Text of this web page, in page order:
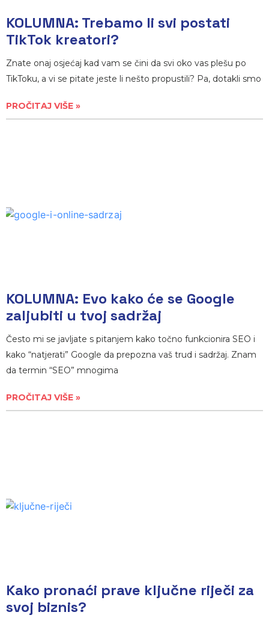
KOLUMNA: Trebamo li svi postati
TikTok kreatori?
Znate onaj osjećaj kad vam se čini da svi oko vas plešu po
TikToku, a vi se pitate jeste li nešto propustili? Pa, dotakli smo
PROČITAJ VIŠE »
KOLUMNA: Evo kako će se Google
zaljubiti u tvoj sadržaj
Često mi se javljate s pitanjem kako točno funkcionira SEO i
kako “natjerati” Google da prepozna vaš trud i sadržaj. Znam
da termin “SEO” mnogima
PROČITAJ VIŠE »
Kako pronaći prave ključne riječi za
svoj biznis?